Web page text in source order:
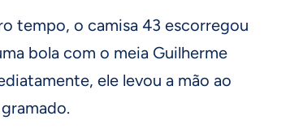
tempo, o camisa 43 escorregou
bola com o meia Guilherme
ele levou a mão ao